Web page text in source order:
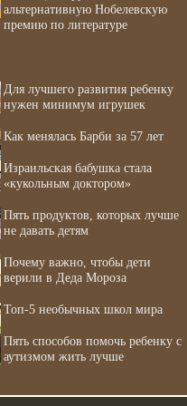
альтернативную Нобелевскую
премию по литературе
Для лучшего развития ребенку
нужен минимум игрушек
Как менялась Барби за 57 лет
Израильская бабушка стала
«кукольным доктором»
Пять продуктов, которых лучше
не давать детям
Почему важно, чтобы дети
верили в Деда Мороза
Топ-5 необычных школ мира
Пять способов помочь ребенку с
аутизмом жить лучше